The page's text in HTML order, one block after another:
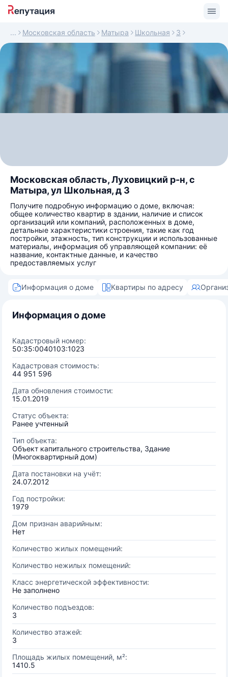
Московская область Матыра Школьная 3
Московская область, Луховицкий р-н, с
Матыра, ул Школьная, д 3
Получите подробную информацию о доме, включая:
общее количество квартир в здании, наличие и список
организаций или компаний, расположенных в доме,
детальные характеристики строения, такие как год
постройки, этажность, тип конструкции и использованные
материалы, информация об управляющей компании: её
название, контактные данные, и качество
предоставляемых услуг
Информация о доме Квартиры по адресу
Информация о доме
Кадастровый номер:
50:35:0040103:1023
Кадастровая стоимость:
44 951 596
Дата обновления стоимости:
15.01.2019
Статус объекта:
Ранее учтенный
Тип объекта:
Объект капитального строительства, Здание
(Многоквартирный дом)
Дата постановки на учёт:
24.07.2012
Год постройки:
1979
Дом признан аварийным:
Нет
Количество жилых помещений:
Количество нежилых помещений:
Класс энергетической эффективности:
Не заполнено
Количество подъездов:
3
Количество этажей:
3
Площадь жилых помещений, м²:
1410.5